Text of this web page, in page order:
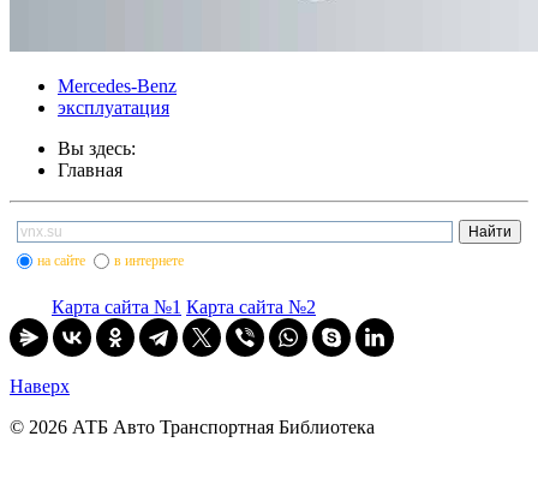
Mercedes-Benz
эксплуатация
Вы здесь:
Главная
на сайте в интернете
Карта сайта №1 Карта сайта №2
Наверх
© 2026 АТБ Авто Транспортная Библиотека